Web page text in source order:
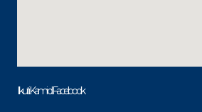
Ikuti Kami di Facebook